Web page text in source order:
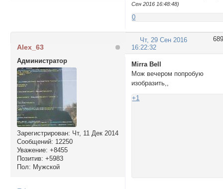
Сен 2016 16:48:48)
0
689
Чт, 29 Сен 2016
16:22:32
Alex_63
Администратор
Зарегистрирован: Чт, 11 Дек 2014
Сообщений: 12250
Уважение: +8455
Позитив: +5983
Пол: Мужской
Mirra Bell
Мож вечером попробую
изобразить,,
+1